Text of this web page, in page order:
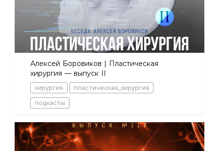
Алексей Боровиков | Пластическая
хирургия — выпуск II
хирургия пластическая_хирургия
подкасты